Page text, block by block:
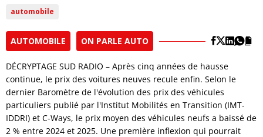
automobile
AUTOMOBILE ON PARLE AUTO
DÉCRYPTAGE SUD RADIO – Après cinq années de hausse
continue, le prix des voitures neuves recule enfin. Selon le
dernier Baromètre de l'évolution des prix des véhicules
particuliers publié par l'Institut Mobilités en Transition (IMT-
IDDRI) et C-Ways, le prix moyen des véhicules neufs a baissé de
2 % entre 2024 et 2025. Une première inflexion qui pourrait